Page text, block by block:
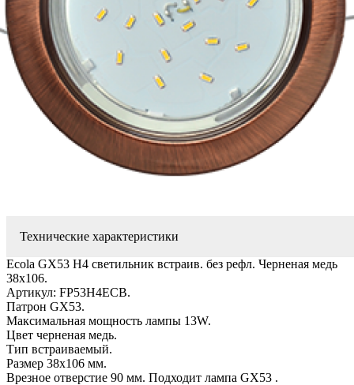
Технические характеристики
Ecola GX53 H4 светильник встраив. без рефл. Черненая медь
38x106.
Артикул: FP53H4ECB.
Патрон GX53.
Максимальная мощность лампы 13W.
Цвет черненая медь.
Тип встраиваемый.
Размер 38x106 мм.
Врезное отверстие 90 мм. Подходит лампа GX53 .